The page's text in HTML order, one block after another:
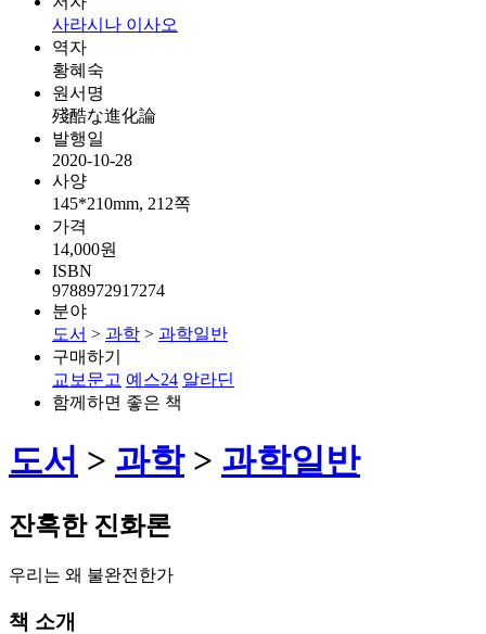
사라시나 이사오
역자
황혜숙
원서명
殘酷な進化論
발행일
2020-10-28
사양
145*210mm, 212쪽
가격
14,000원
ISBN
9788972917274
분야
도서 > 과학 > 과학일반
구매하기
교보문고 예스24 알라딘
함께하면 좋은 책
도서 > 과학> 과학일반
잔혹한 진화론
우리는 왜 불완전한가
책 소개